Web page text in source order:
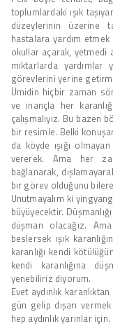
toplumlardaki ışık
düzeylerinin üzerine
hastalara yardım
okullar açarak, yetmedi
miktarlarda yardımlar
görevlerini yerine
Ümidin hiçbir zaman
ve inançla her
çalışmalıyız. Bu bazen
bir resimle. Belki
da köyde ışığı
vererek. Ama her
bağlanarak,
bir görev olduğunu
Unutmayalım ki
büyüyecektir.
düşman olacağız.
beslersek ışık
karanlığı kendi
kendi karanlığına
yenebiliriz diyorum.
Evet aydınlık
gün gelip dışarı
hep aydınlık yarınlar için.